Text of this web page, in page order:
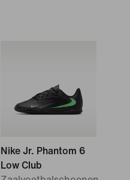
Nike Jr. Phantom 6
Low Club